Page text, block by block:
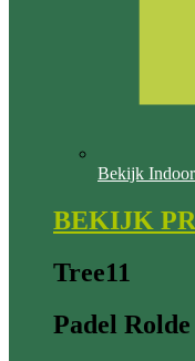
Bekijk
BEKIJK
Tree11
Padel Rolde